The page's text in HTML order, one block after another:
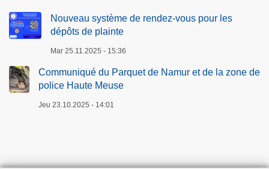
Nouveau système de rendez-vous pour les
dépôts de plainte
Mar 25.11.2025 - 15:36
Communiqué du Parquet de Namur et de la zone de
police Haute Meuse
Jeu 23.10.2025 - 14:01